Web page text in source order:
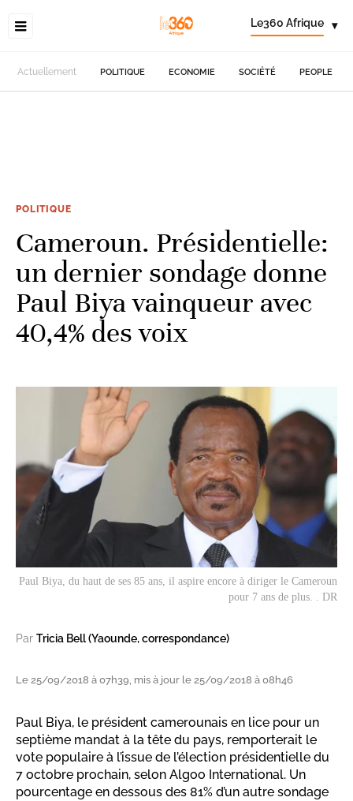
Le360 Afrique ▾
Actuellement POLITIQUE ECONOMIE SOCIÉTÉ PEOPLE
POLITIQUE
Cameroun. Présidentielle:
un dernier sondage donne
Paul Biya vainqueur avec
40,4% des voix
Paul Biya, du haut de ses 85 ans, il aspire encore à diriger le Cameroun
pour 7 ans de plus. . DR
Par Tricia Bell (Yaounde, correspondance)
Le 25/09/2018 à 07h39, mis à jour le 25/09/2018 à 08h46
Paul Biya, le président camerounais en lice pour un
septième mandat à la tête du pays, remporterait le
vote populaire à l’issue de l’élection présidentielle du
7 octobre prochain, selon Algoo International. Un
pourcentage en dessous des 81% d’un autre sondage